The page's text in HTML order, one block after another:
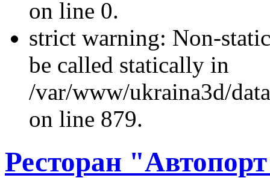
on line 0.
strict warning: Non-
be called statically in
/var/www/ukraina3d/
on line 879.
Ресторан